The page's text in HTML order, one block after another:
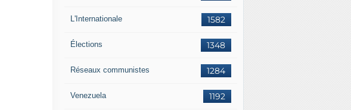
1582
L'Internationale
1348
Élections
1284
Réseaux communistes
1192
Venezuela